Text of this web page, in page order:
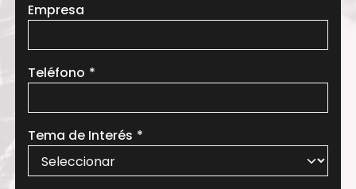
Empresa
Teléfono
Tema de Interés